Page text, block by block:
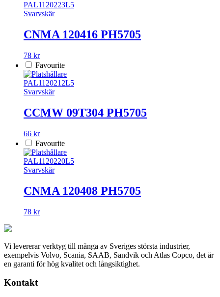
PAL1120223L5
Svarvskär
CNMA 120416 PH5705
78 kr
Favourite
PAL1120212L5
Svarvskär
CCMW 09T304 PH5705
66 kr
Favourite
PAL1120220L5
Svarvskär
CNMA 120408 PH5705
78 kr
Vi levererar verktyg till många av Sveriges största industrier,
exempelvis Volvo, Scania, SAAB, Sandvik och Atlas Copco, det är
en garanti för hög kvalitet och långsiktighet.
Kontakt